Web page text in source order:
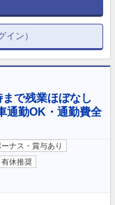
イン）
で残業ほぼなし
通勤OK・通勤費全
ーナス・賞与あり
有休推奨